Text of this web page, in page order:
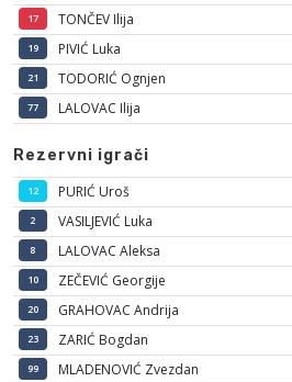
17 TONČEV Ilija
19 PIVIĆ Luka
21 TODORIĆ Ognjen
77 LALOVAC Ilija
Rezervni igrači
12 PURIĆ Uroš
2 VASILJEVIĆ Luka
8 LALOVAC Aleksa
10 ZEČEVIĆ Georgije
20 GRAHOVAC Andrija
23 ZARIĆ Bogdan
99 MLADENOVIĆ Zvezdan